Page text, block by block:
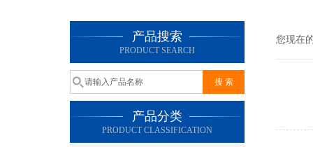
产品搜索
PRODUCT SEARCH
产品分类
PRODUCT CLASSIFICATION
您现在